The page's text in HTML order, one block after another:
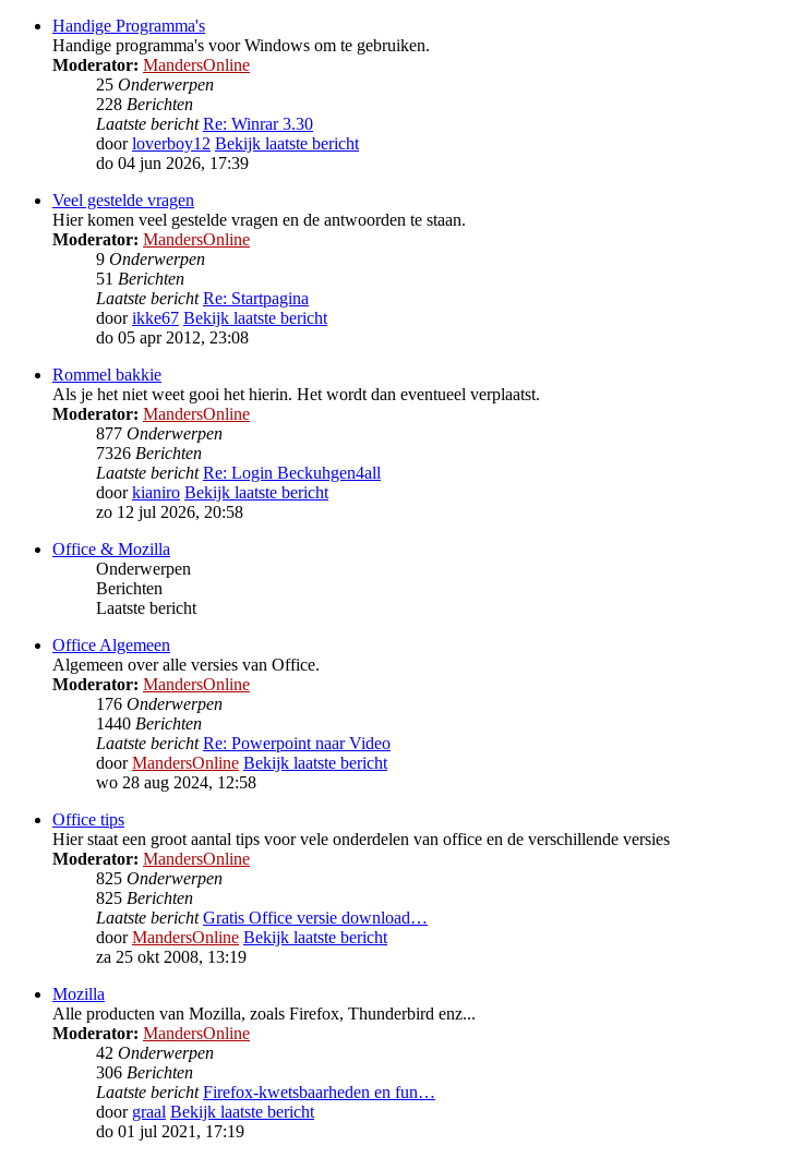
Handige Programma's
Handige programma's voor Windows om te gebruiken.
Moderator: MandersOnline
25 Onderwerpen
228 Berichten
Laatste bericht Re: Winrar 3.30
doorloverboy12 Bekijk laatste bericht
do 04 jun 2026, 17:39
Veel gestelde vragen
Hier komen veel gestelde vragen en de antwoorden te staan.
Moderator: MandersOnline
9 Onderwerpen
51 Berichten
Laatste bericht Re: Startpagina
doorikke67 Bekijk laatste bericht
do 05 apr 2012, 23:08
Rommel bakkie
Als je het niet weet gooi het hierin. Het wordt dan eventueel verplaatst.
Moderator: MandersOnline
877 Onderwerpen
7326 Berichten
Laatste bericht Re: Login Beckuhgen4all
doorkianiro Bekijk laatste bericht
zo 12 jul 2026, 20:58
Office & Mozilla
Onderwerpen
Berichten
Laatste bericht
Office Algemeen
Algemeen over alle versies van Office.
Moderator: MandersOnline
176 Onderwerpen
1440 Berichten
Laatste bericht Re: Powerpoint naar Video
doorMandersOnline Bekijk laatste bericht
wo 28 aug 2024, 12:58
Office tips
Hier staat een groot aantal tips voor vele onderdelen van office en de verschillende versies
Moderator: MandersOnline
825 Onderwerpen
825 Berichten
Laatste bericht Gratis Office versie download…
doorMandersOnline Bekijk laatste bericht
za 25 okt 2008, 13:19
Mozilla
Alle producten van Mozilla, zoals Firefox, Thunderbird enz...
Moderator: MandersOnline
42 Onderwerpen
306 Berichten
Laatste bericht Firefox-kwetsbaarheden en fun…
door graal Bekijk laatste bericht
do 01 jul 2021, 17:19